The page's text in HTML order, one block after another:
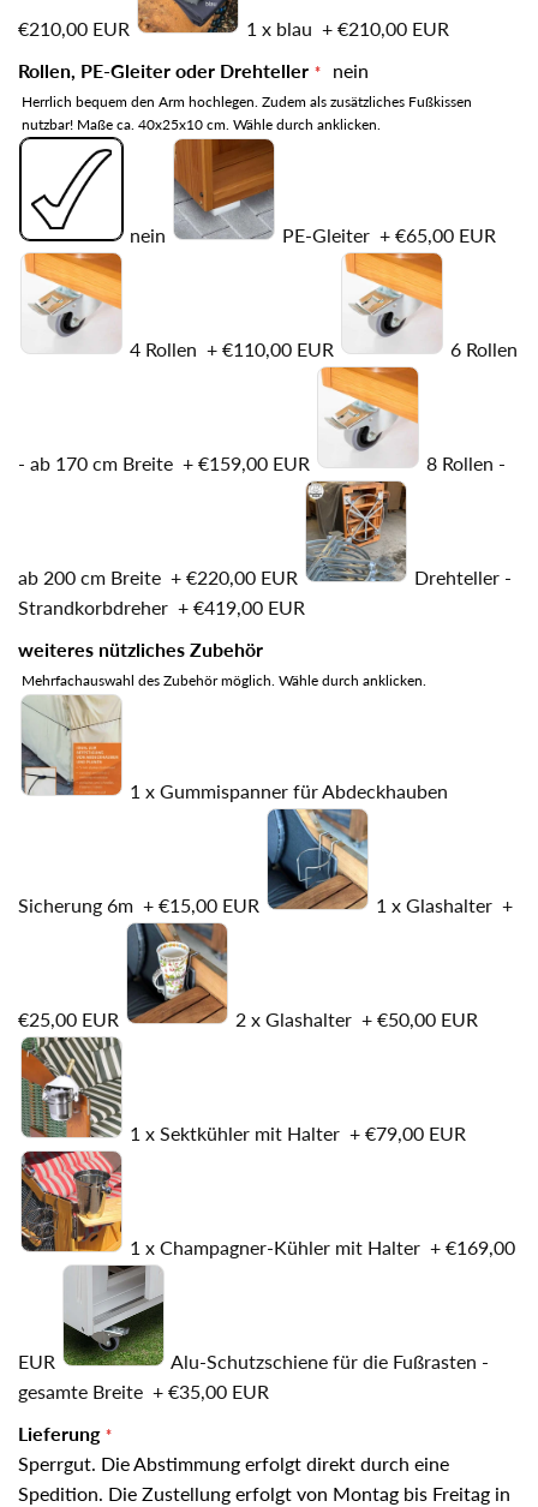
€210,00 EUR 1 x blau + €210,00 EUR
Rollen, PE-Gleiter oder Drehteller
nein
Herrlich bequem den Arm hochlegen. Zudem als zusätzliches Fußkissen
nutzbar! Maße ca. 40x25x10 cm. Wähle durch anklicken.
nein PE-Gleiter + €65,00 EUR
4 Rollen + €110,00 EUR 6 Rollen
- ab 170 cm Breite + €159,00 EUR 8 Rollen -
ab 200 cm Breite + €220,00 EUR
Drehteller -
Strandkorbdreher + €419,00 EUR
weiteres nützliches Zubehör
Mehrfachauswahl des Zubehör möglich. Wähle durch anklicken.
1 x Gummispanner für Abdeckhauben
Sicherung 6m + €15,00 EUR 1 x Glashalter +
€25,00 EUR 2 x Glashalter + €50,00 EUR
1 x Sektkühler mit Halter + €79,00 EUR
1 x Champagner-Kühler mit Halter + €169,00
EUR
Alu-Schutzschiene für die Fußrasten -
gesamte Breite + €35,00 EUR
Lieferung
Sperrgut. Die Abstimmung erfolgt direkt durch eine
Spedition. Die Zustellung erfolgt von Montag bis Freitag in